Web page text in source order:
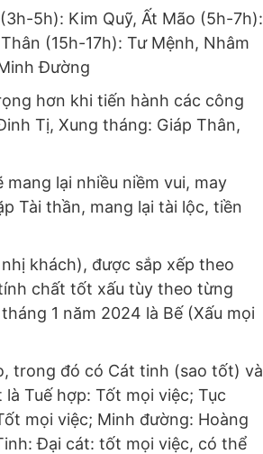
5h): Kim Quỹ, Ất Mão (5h-7h):
(15h-17h): Tư Mệnh, Nhâm
Đường
hơn khi tiến hành các công
Tị, Xung tháng: Giáp Thân,
lại nhiều niềm vui, may
Tài thần, mang lại tài lộc, tiền
khách), được sắp xếp theo
chất tốt xấu tùy theo từng
1 năm 2024 là Bế (Xấu mọi
trong đó có Cát tinh (sao tốt) và
Tuế hợp: Tốt mọi việc; Tục
mọi việc; Minh đường: Hoàng
Đại cát: tốt mọi việc, có thể